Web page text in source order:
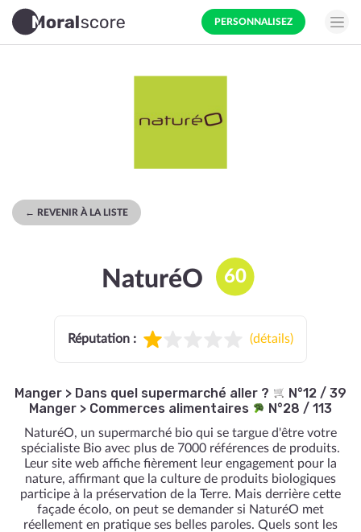
PERSONNALISEZ
← REVENIR À LA LISTE
NaturéO 60
Réputation : (détails)
Manger > Dans quel supermarché aller ?
N°12 / 39
Manger > Commerces alimentaires N°28 / 113
NaturéO, un supermarché bio qui se targue d'être votre
spécialiste Bio avec plus de 7000 références de produits.
Leur site web affiche fièrement leur engagement pour la
nature, affirmant que la culture de produits biologiques
participe à la préservation de la Terre. Mais derrière cette
façade écolo, on peut se demander si NaturéO met
réellement en pratique ses belles paroles. Quels sont les